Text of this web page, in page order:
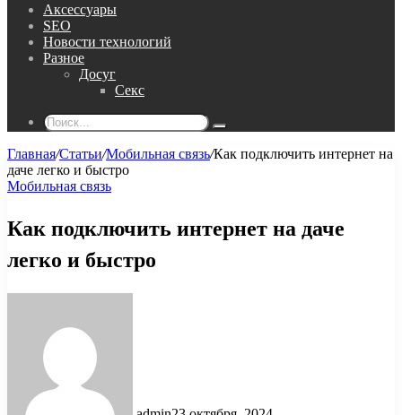
Аксессуары
SEO
Новости технологий
Разное
Досуг
Секс
Поиск...
Главная/Статьи/Мобильная связь/Как подключить интернет на
даче легко и быстро
Мобильная связь
Как подключить интернет на даче
легко и быстро